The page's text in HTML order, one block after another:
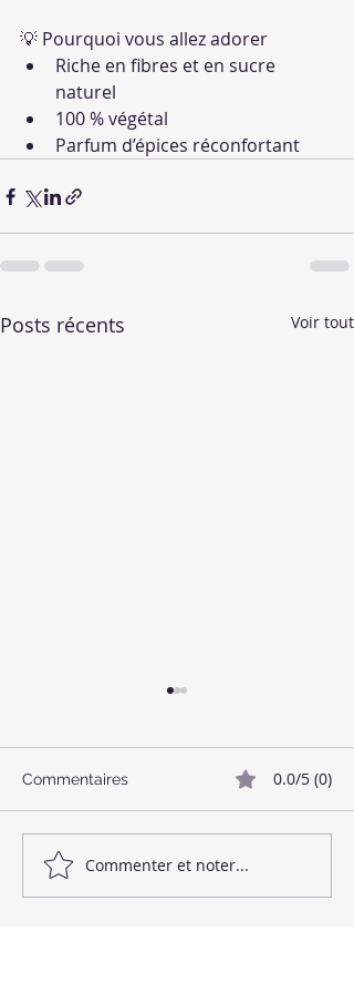
💡 Pourquoi vous allez adorer
Riche en fibres et en sucre
naturel
100 % végétal
Parfum d’épices réconfortant
Posts récents Voir tout
🥓 Bacon Végétalien
Commentaires 0.0/5 (0)
Commenter et noter...